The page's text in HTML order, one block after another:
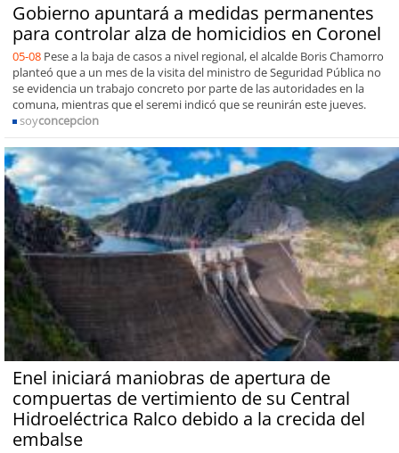
Gobierno apuntará a medidas permanentes
para controlar alza de homicidios en Coronel
05-08 Pese a la baja de casos a nivel regional, el alcalde Boris Chamorro
planteó que a un mes de la visita del ministro de Seguridad Pública no
se evidencia un trabajo concreto por parte de las autoridades en la
comuna, mientras que el seremi indicó que se reunirán este jueves.
soyconcepcion
Enel iniciará maniobras de apertura de
compuertas de vertimiento de su Central
Hidroeléctrica Ralco debido a la crecida del
embalse